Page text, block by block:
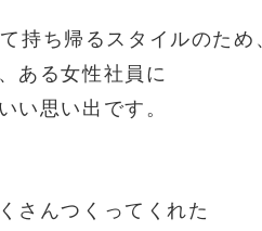
持ち帰るスタイルのため
ある女性社員に
い思い出です。
さんつくってくれた